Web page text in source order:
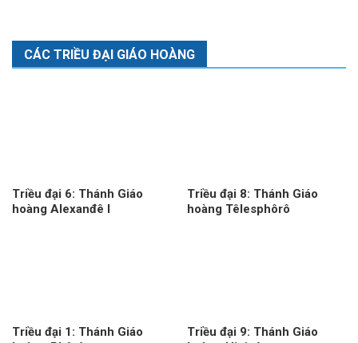
CÁC TRIỀU ĐẠI GIÁO HOÀNG
Triều đại 6: Thánh Giáo
hoàng Alexanđê I
Triều đại 8: Thánh Giáo
hoàng Têlesphôrô
Triều đại 1: Thánh Giáo
Triều đại 9: Thánh Giáo